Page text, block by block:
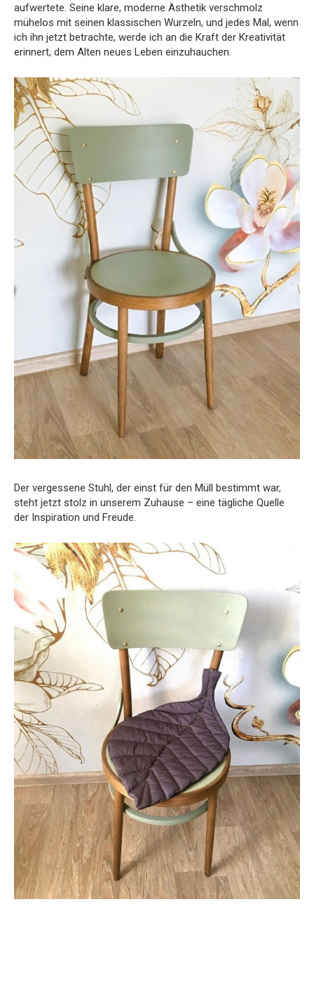
aufwertete. Seine klare, moderne Ästhetik verschmolz
mühelos mit seinen klassischen Wurzeln, und jedes Mal, wenn
ich ihn jetzt betrachte, werde ich an die Kraft der Kreativität
erinnert, dem Alten neues Leben einzuhauchen.
Der vergessene Stuhl, der einst für den Müll bestimmt war,
steht jetzt stolz in unserem Zuhause – eine tägliche Quelle
der Inspiration und Freude.